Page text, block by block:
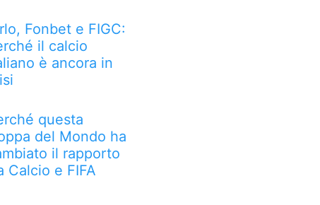
Fonbet e FIGC:
il calcio
è ancora in
questa
del Mondo ha
il rapporto
Calcio e FIFA